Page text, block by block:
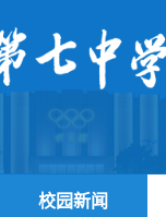
校园新闻